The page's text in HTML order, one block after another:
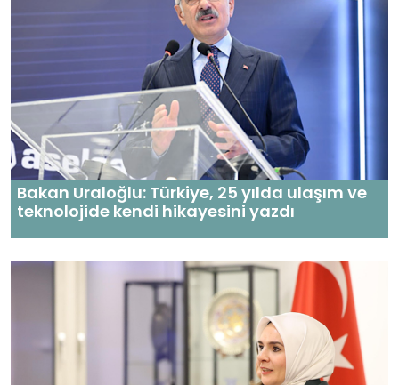
Bakan Uraloğlu: Türkiye, 25 yılda ulaşım ve
teknolojide kendi hikayesini yazdı